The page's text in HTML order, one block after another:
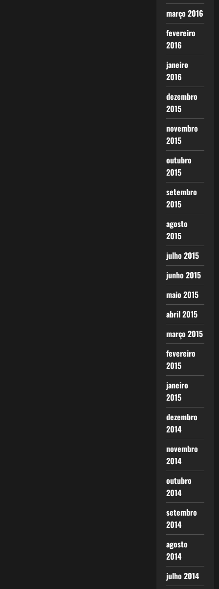
março 2016
fevereiro
2016
janeiro
2016
dezembro
2015
novembro
2015
outubro
2015
setembro
2015
agosto
2015
julho 2015
junho 2015
maio 2015
abril 2015
março 2015
fevereiro
2015
janeiro
2015
dezembro
2014
novembro
2014
outubro
2014
setembro
2014
agosto
2014
julho 2014